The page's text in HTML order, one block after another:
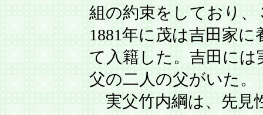
組の約束をしており、
1881年に茂は吉田家に
て入籍した。吉田には
父の二人の父がいた。
実父竹内綱は、先見